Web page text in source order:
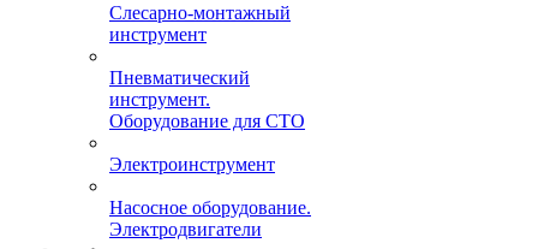
Слесарно-монтажный
инструмент
Пневматический
инструмент.
Оборудование для СТО
Электроинструмент
Насосное оборудование.
Электродвигатели